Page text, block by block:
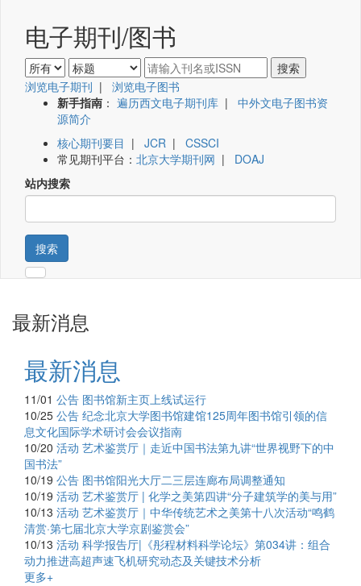
电子期刊/图书
浏览电子期刊 | 浏览电子图书
新手指南 ： 遍历西文电子期刊库 | 中外文电子图书资
源简介
核心期刊要目 | JCR | CSSCI
常见期刊平台： 北京大学期刊网 | DOAJ
站内搜索
搜索
最新消息
最新消息
11/01 公告 图书馆新主页上线试运行
10/25 公告 纪念北京大学图书馆建馆125周年图书馆引领的信
息文化国际学术研讨会会议指南
10/20 活动 艺术鉴赏厅｜走近中国书法第九讲“世界视野下的中
国书法”
10/19 公告 图书馆阳光大厅二三层连廊布局调整通知
10/19 活动 艺术鉴赏厅 | 化学之美第四讲“分子建筑学的美与用”
10/13 活动 艺术鉴赏厅｜中华传统艺术之美第十八次活动“鸣鹤
清赏·第七届北京大学京剧鉴赏会”
10/13 活动 科学报告厅|《彤程材料科学论坛》第034讲：组合
动力推进高超声速飞机研究动态及关键技术分析
更多+